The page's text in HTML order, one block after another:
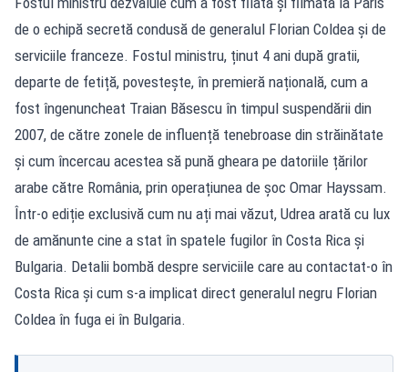
de o echipă secretă condusă de generalul Florian Coldea și de
serviciile franceze. Fostul ministru, ținut 4 ani după gratii,
departe de fetiță, povestește, în premieră națională, cum a
fost îngenuncheat Traian Băsescu în timpul suspendării din
2007, de către zonele de influență tenebroase din străinătate
și cum încercau acestea să pună gheara pe datoriile țărilor
arabe către România, prin operațiunea de șoc Omar Hayssam.
Într-o ediție exclusivă cum nu ați mai văzut, Udrea arată cu lux
de amănunte cine a stat în spatele fugilor în Costa Rica și
Bulgaria. Detalii bombă despre serviciile care au contactat-o în
Costa Rica și cum s-a implicat direct generalul negru Florian
Coldea în fuga ei în Bulgaria.